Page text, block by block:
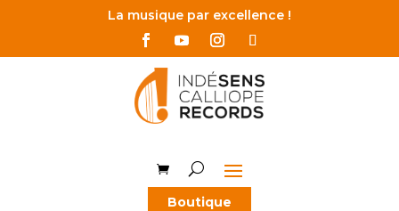
La musique par excellence !
Boutique